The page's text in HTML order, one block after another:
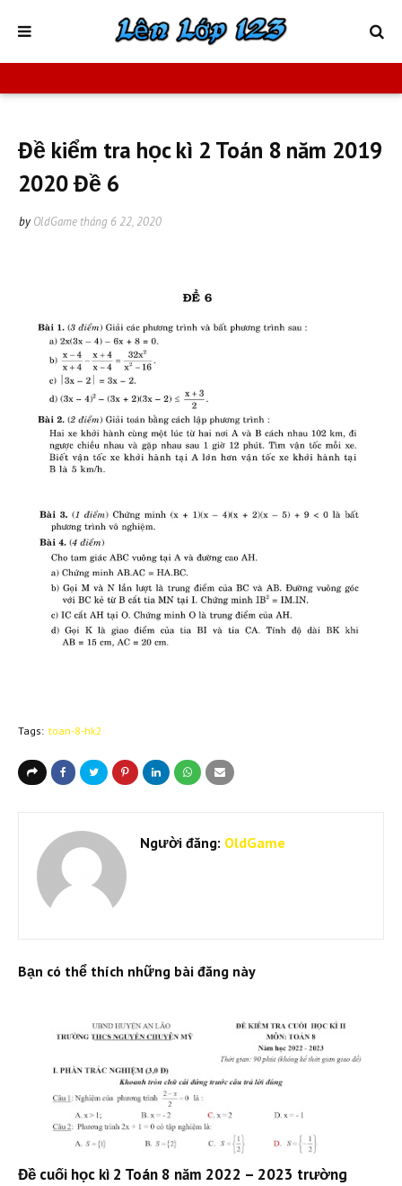
Đề kiểm tra học kì 2 Toán 8 năm 2019
2020 Đề 6
by OldGame tháng 6 22, 2020
Tags: toan-8-hk2
Người đăng: OldGame
Bạn có thể thích những bài đăng này
Đề cuối học kì 2 Toán 8 năm 2022 – 2023 trường